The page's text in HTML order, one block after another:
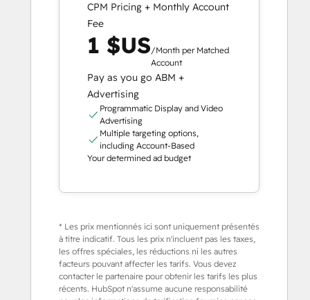
CPM Pricing + Monthly Account
Fee
1 $US/Month per Matched
Account
Pay as you go ABM +
Advertising
Programmatic Display and Video
Advertising
Multiple targeting options,
including Account-Based
Your determined ad budget
* Les prix mentionnés ici sont uniquement présentés
à titre indicatif. Tous les prix n'incluent pas les taxes,
les offres spéciales, les réductions ni les autres
facteurs pouvant affecter les tarifs. Vous devez
contacter le partenaire pour obtenir les tarifs les plus
récents. HubSpot n'assume aucune responsabilité